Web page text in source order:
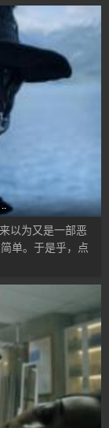
以为又是一部恶
单。于是乎，点